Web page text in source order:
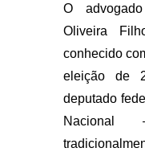
O
Oliveira
conhecido
eleição de
deputado
Nacional